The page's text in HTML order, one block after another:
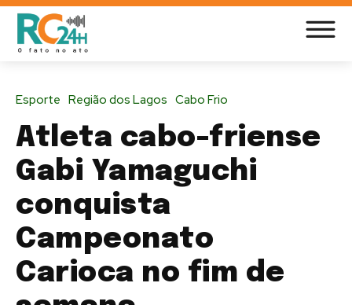
Esporte Região dos Lagos Cabo Frio
Atleta cabo-friense
Gabi Yamaguchi
conquista
Campeonato
Carioca no fim de